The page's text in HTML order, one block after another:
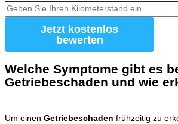
Jetzt kostenlos
bewerten
Welche Symptome gibt es
Getriebeschaden und wie
Um einen Getriebeschaden frühzeitig zu